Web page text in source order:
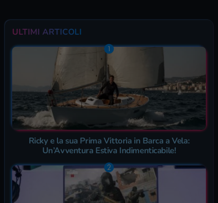
ULTIMI ARTICOLI
Ricky e la sua Prima Vittoria in Barca a Vela:
Un’Avventura Estiva Indimenticabile!